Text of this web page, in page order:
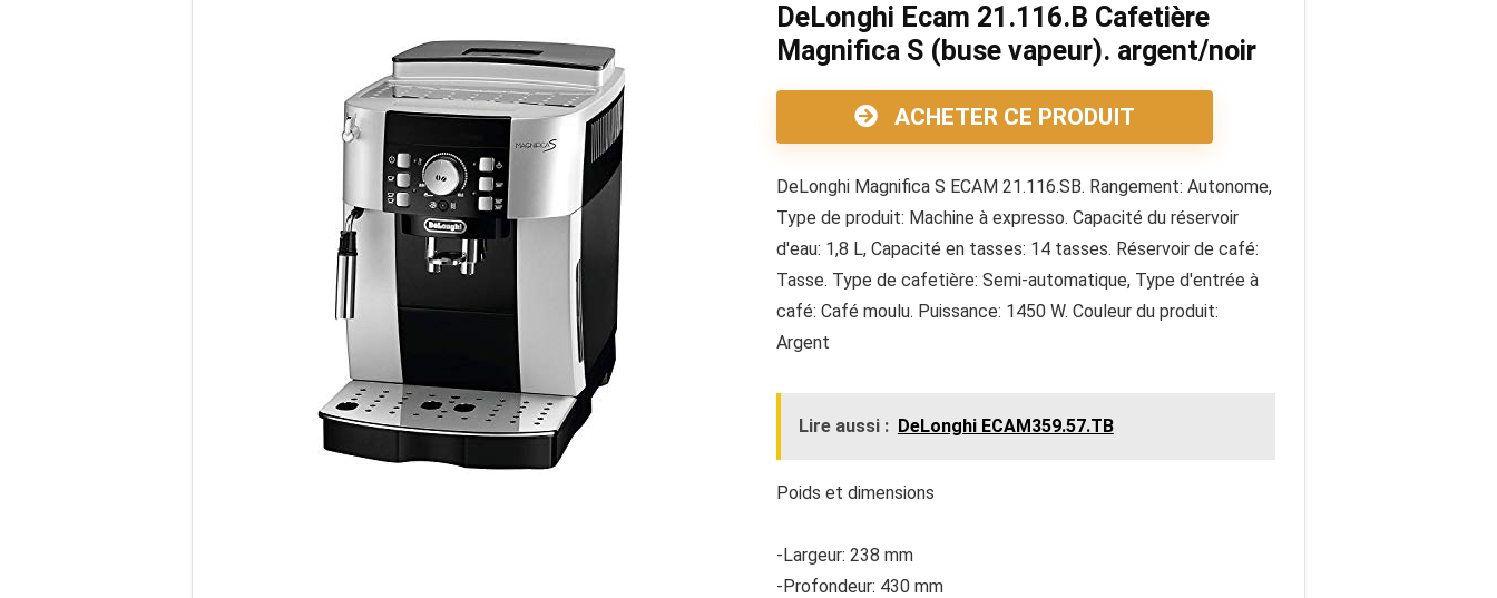
DeLonghi Ecam 21.116.B Cafetière
Magnifica S (buse vapeur). argent/noir
ACHETER CE PRODUIT
DeLonghi Magnifica S ECAM 21.116.SB. Rangement: Autonome,
Type de produit: Machine à expresso. Capacité du réservoir
d'eau: 1,8 L, Capacité en tasses: 14 tasses. Réservoir de café:
Tasse. Type de cafetière: Semi-automatique, Type d'entrée à
café: Café moulu. Puissance: 1450 W. Couleur du produit:
Argent
Lire aussi : DeLonghi ECAM359.57.TB
Poids et dimensions
-Largeur: 238 mm
-Profondeur: 430 mm